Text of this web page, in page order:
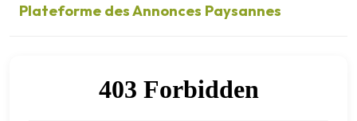
Plateforme des Annonces Paysannes